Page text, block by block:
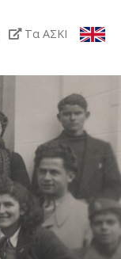
Τα ΑΣΚΙ